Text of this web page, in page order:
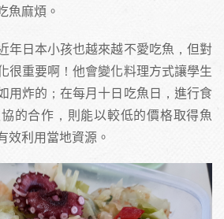
魚麻煩。
年日本小孩也越來越不愛吃魚，但對
很重要啊！他會變化料理方式讓學生
用炸的；在每月十日吃魚日，進行食
的合作，則能以較低的價格取得魚
效利用當地資源。